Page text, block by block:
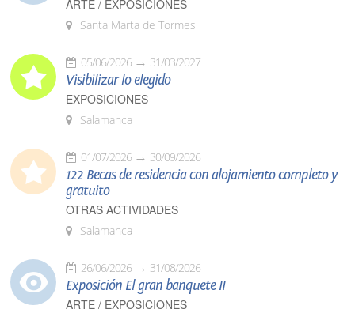
ARTE / EXPOSICIONES
Santa Marta de Tormes
05/06/2026 31/03/2027
Visibilizar lo elegido
EXPOSICIONES
Salamanca
01/07/2026 30/09/2026
122 Becas de residencia con alojamiento completo y
gratuito
OTRAS ACTIVIDADES
Salamanca
26/06/2026 31/08/2026
Exposición El gran banquete II
ARTE / EXPOSICIONES